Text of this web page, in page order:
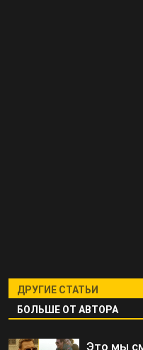
ДРУГИЕ СТАТЬИ
БОЛЬШЕ ОТ АВТОРА
Это мы